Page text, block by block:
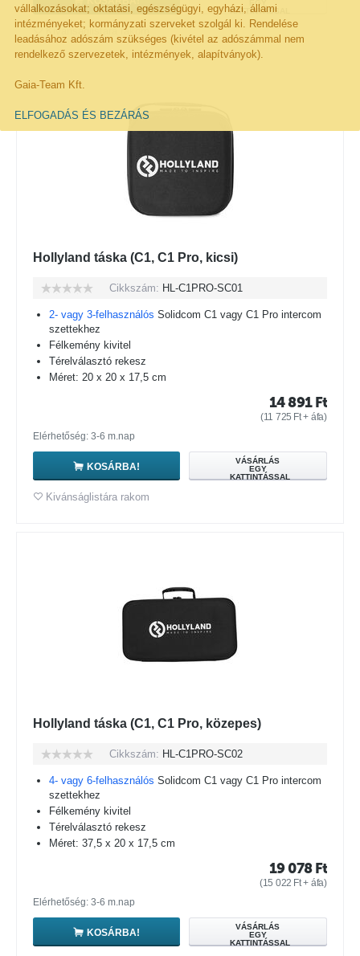
vállalkozásokat; oktatási, egészségügyi, egyházi, állami
intézményeket; kormányzati szerveket szolgál ki. Rendelése
leadásához adószám szükséges (kivétel az adószámmal nem
rendelkező szervezetek, intézmények, alapítványok).
Gaia-Team Kft.
ELFOGADÁS ÉS BEZÁRÁS
EGY
KATTINTÁSSAL
Kivánságlistára rakom
Hollyland táska (C1, C1 Pro, kicsi)
Cikkszám: HL-C1PRO-SC01
2- vagy 3-felhasználós Solidcom C1 vagy C1 Pro intercom
szettekhez
Félkemény kivitel
Térelválasztó rekesz
Méret: 20 x 20 x 17,5 cm
14 891 Ft
(11 725 Ft+ áfa)
Elérhetőség: 3-6 m.nap
KOSÁRBA!
VÁSÁRLÁS
EGY
KATTINTÁSSAL
Kivánságlistára rakom
Hollyland táska (C1, C1 Pro, közepes)
Cikkszám: HL-C1PRO-SC02
4- vagy 6-felhasználós Solidcom C1 vagy C1 Pro intercom
szettekhez
Félkemény kivitel
Térelválasztó rekesz
Méret: 37,5 x 20 x 17,5 cm
19 078 Ft
(15 022 Ft+ áfa)
Elérhetőség: 3-6 m.nap
KOSÁRBA!
VÁSÁRLÁS
EGY
KATTINTÁSSAL